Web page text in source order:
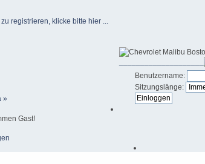
registrieren, klicke bitte hier ...
»
Benutzername:
Sitzungslänge:
Gast!